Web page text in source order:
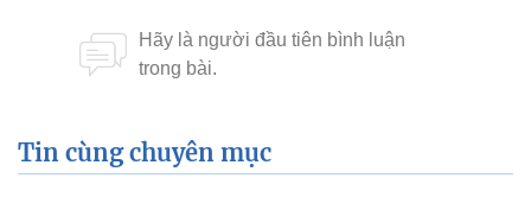
Tin cùng chuyên mục